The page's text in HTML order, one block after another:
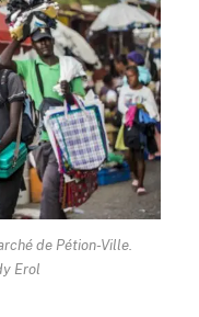
de Pétion-Ville.
Erol